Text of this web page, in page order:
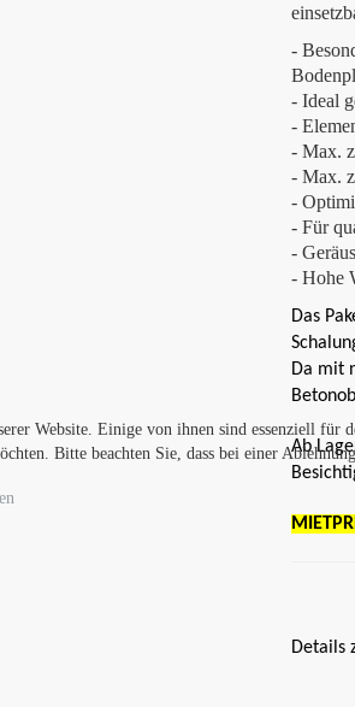
-
- Ideal
-
- Max.
- Max.
-
- Für
-
- Hohe
Das
Da mit
Ab
Details
Website. Einige von ihnen sind essenziell für
Bitte beachten Sie, dass bei einer